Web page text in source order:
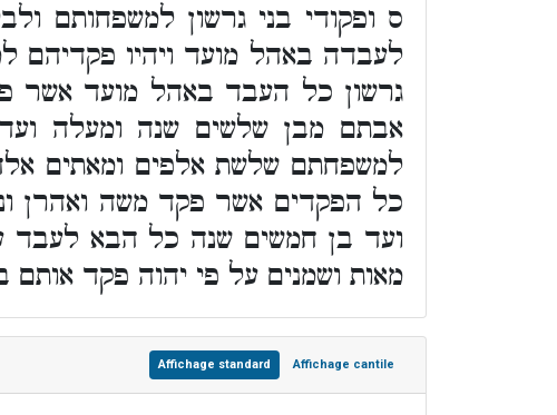
ס ופקודי בני גרשון למשפחותם
לעבדה באהל מועד ויהיו פקדיהם
גרשון כל העבד באהל מועד אשר
אבתם מבן שלשים שנה ומעלה
למשפחתם שלשת אלפים ומאתים
כל הפקדים אשר פקד משה ואהרן
ועד בן חמשים שנה כל הבא לעבד
מאות ושמנים על פי יהוה פקד
Affichage standard Affichage cantile